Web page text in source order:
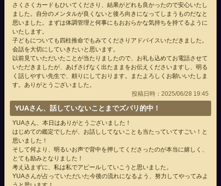
さくさくカードもひいてくださり、結果がどれも良かったので安心いたし
ました。自分のメンタルが良くないと後ろ向きになってしまうものだなと
思いました。まずは体調管理と何事にもおおらかな気持ちを持てるように
いたします。
子どもについても四柱推命でもみてくださりアドバイスいただきました。
会話を大切にしていきたいと思います。
以前見ていただいたことが当たりましたので、お礼も込めてお電話させて
いただきましたが、あげさげなく出たままをお伝えくださいますし、明る
く話しやすい先生で、頼りにしております。またよろしくお願いいたしま
す。ありがとうございました。
投稿日時：2025/06/28 19:45
YUAさん、話していないことまでズバリ的中！
YUAさん、本日はありがとうございました！
はじめての鑑定でしたが、お話ししてないことも当たっていてすごい！と
思いました！
そして何より、明るいお声で背中を押してくださったのが本当に嬉しく、
とても励みとなりました！
考え込まずに、私は私でアピールしていこうと思いました。
YUAさんが占っていただいた今後の流れになるよう、努力してやってみよ